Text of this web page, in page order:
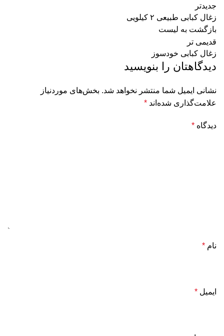
جدیدتر
زغال کبابی طبیعی ۲ کیلویی
بازگشت به لیست
قدیمی تر
زغال کبابی خودسوز
دیدگاهتان را بنویسید
نشانی ایمیل شما منتشر نخواهد شد. بخش‌های موردنیاز
علامت‌گذاری شده‌اند *
دیدگاه *
نام *
ایمیل *